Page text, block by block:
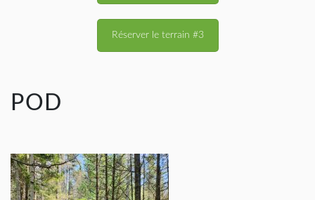
Réserver le terrain #3
POD